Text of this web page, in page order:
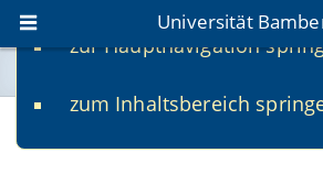
zur Hauptnavigation
zum Inhaltsbereich
Universität
www.uni-bamberg.de
Registration